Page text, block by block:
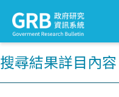
搜尋結果詳目內容